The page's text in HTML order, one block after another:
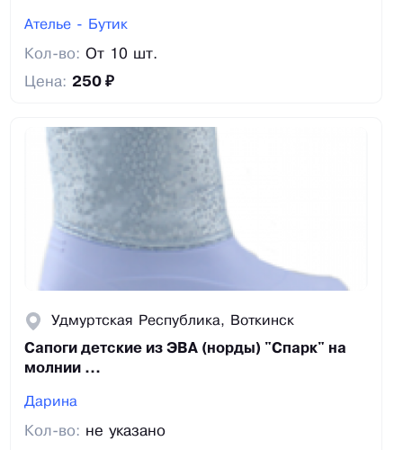
Ателье - Бутик
Кол-во: От 10 шт.
Цена: 250 ₽
Удмуртская Республика, Воткинск
Сапоги детские из ЭВА (норды) "Спарк" на
молнии ...
Дарина
Кол-во: не указано